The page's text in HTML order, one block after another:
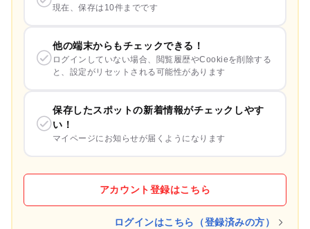
現在、保存は10件までです
他の端末からもチェックできる！
ログインしていない場合、閲覧履歴やCookieを削除する
と、設定がリセットされる可能性があります
保存したスポットの新着情報がチェックしやす
い！
マイページにお知らせが届くようになります
アカウント登録はこちら
ログインはこちら（登録済みの方）